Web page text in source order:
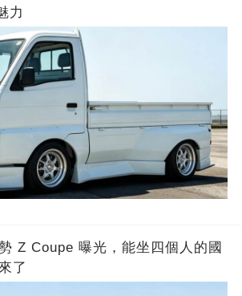
力
Z Coupe 曝光，能坐四個人的國
了